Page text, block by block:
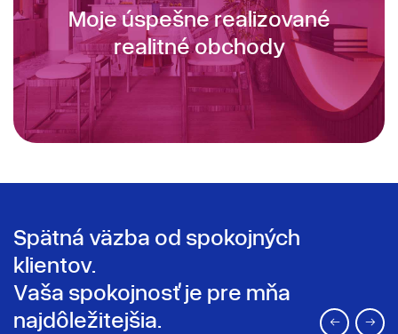
Moje úspešne realizované
realitné obchody
Spätná väzba od spokojných
klientov.
Vaša spokojnosť je pre mňa
najdôležitejšia.